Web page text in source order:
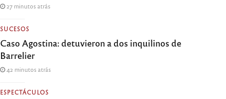
27 minutos atrás
SUCESOS
Caso Agostina: detuvieron a dos inquilinos de
Barrelier
42 minutos atrás
ESPECTÁCULOS